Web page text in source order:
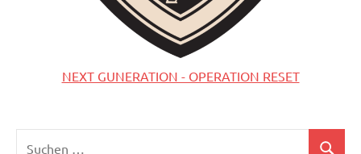
NEXT GUNERATION - OPERATION RESET